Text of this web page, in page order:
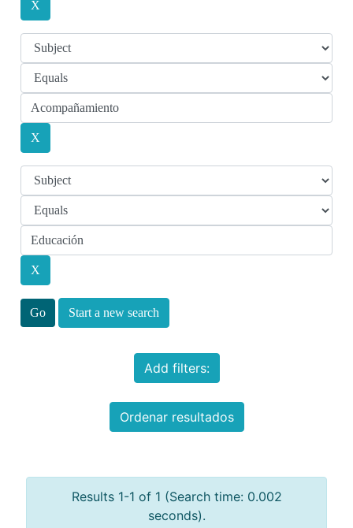
Start a new search
Add filters:
Ordenar resultados
Results 1-1 of 1 (Search time: 0.002
seconds).